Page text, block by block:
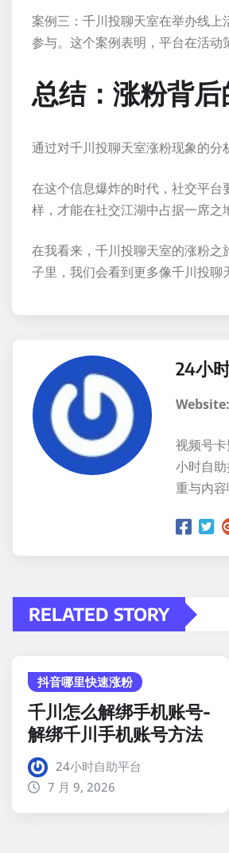
案例三：千川投聊天室在举办线
参与。这个案例表明，平台在活动
总结：涨粉背后
通过对千川投聊天室涨粉现象的分
在这个信息爆炸的时代，社交平
样，才能在社交江湖中占据一席之
在我看来，千川投聊天室的涨粉
子里，我们会看到更多像千川投聊
24小
Website:
视频号
小时自
重与内容
RELATED STORY
抖音哪里快速涨粉
千川怎么解绑手机账号-
解绑千川手机账号方法
24小时自助平台
7 月 9, 2026